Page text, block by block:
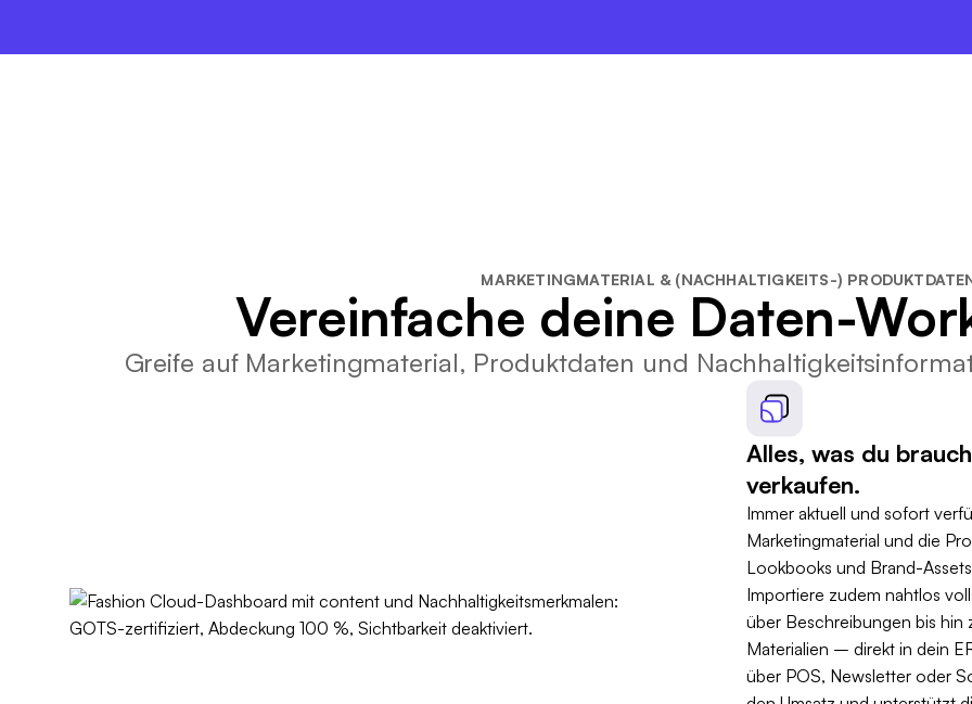
MARKETINGMATERIAL & (NACHHALTIGKEITS-)
Vereinfache deine Daten-
Greife auf Marketingmaterial, Produktdaten und
Alles, was du
verkaufen.
Immer aktuell und sofort
Marketingmaterial und die
Lookbooks und Brand-
Importiere zudem nahtlos
über Beschreibungen bis
Materialien – direkt in dein
über POS, Newsletter oder